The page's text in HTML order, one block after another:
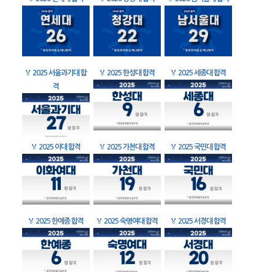
🏅 2025 서울과기대 합
격
🏅 2025 한성대 합격 🏅 2025 세종대 합격
🏅 2025 이대 합격 🏅 2025 가천대 합격 🏅 2025 국민대 합격
🏅 2025 한예종 합격 🏅 2025 숙명여대 합격 🏅 2025 서경대 합격